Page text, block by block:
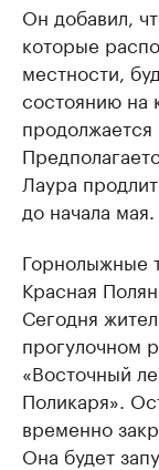
Он добавил,
которые
местности,
состоянию на
продолжается
Лаура
до начала мая.
Горнолыжные
Красная
Сегодня
прогулочном
«Восточный
Поликаря».
временно
Она будет